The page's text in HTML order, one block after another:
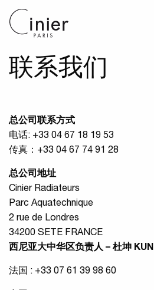
联系我们
总公司联系方式
电话: +33 04 67 18 19 53
传真：+33 04 67 74 91 28
总公司地址
Cinier Radiateurs
Parc Aquatechnique
2 rue de Londres
34200 SETE FRANCE
西尼亚大中华区负责人– 杜坤 KUN
法国 : +33 07 61 39 98 60